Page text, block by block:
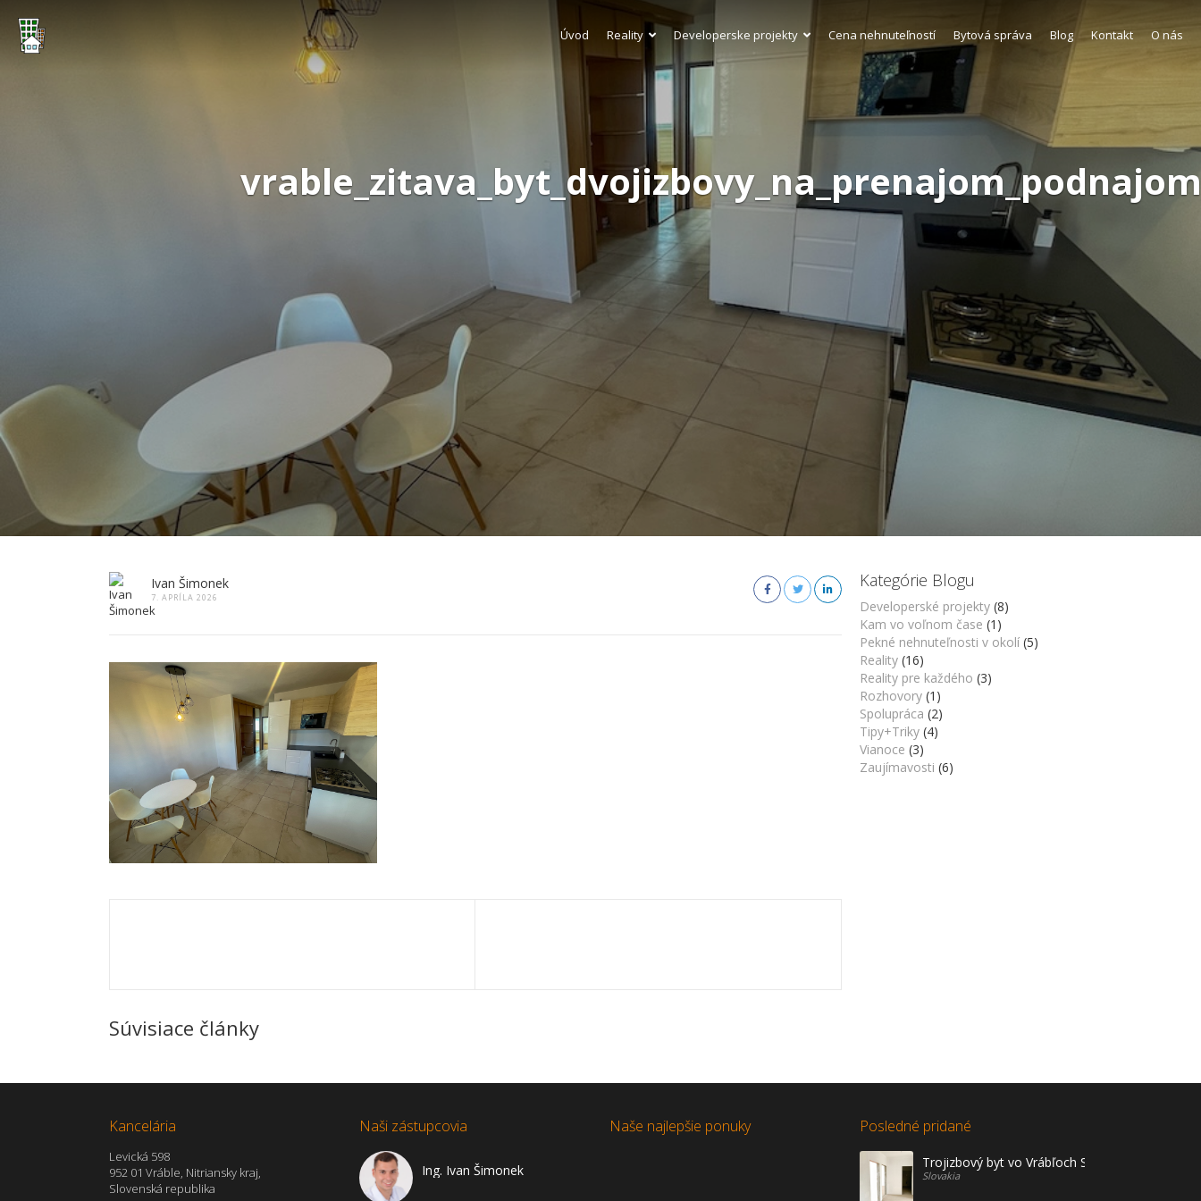
Úvod Reality Developerske projekty Cena nehnuteľností Bytová správa Blog Kontakt O nás
Ivan Šimonek
7. APRÍLA 2026
Súvisiace články
Kategórie Blogu
Developerské projekty (8)
Kam vo voľnom čase (1)
Pekné nehnuteľnosti v okolí (5)
Reality (16)
Reality pre každého (3)
Rozhovory (1)
Spolupráca (2)
Tipy+Triky (4)
Vianoce (3)
Zaujímavosti (6)
Kancelária
Levická 598
952 01 Vráble, Nitriansky kraj,
Slovenská republika
Naši zástupcovia
Ing. Ivan Šimonek
Naše najlepšie ponuky Posledné pridané
Trojizbový byt vo Vrábľoch Sídl. Žitava na
Slovakia